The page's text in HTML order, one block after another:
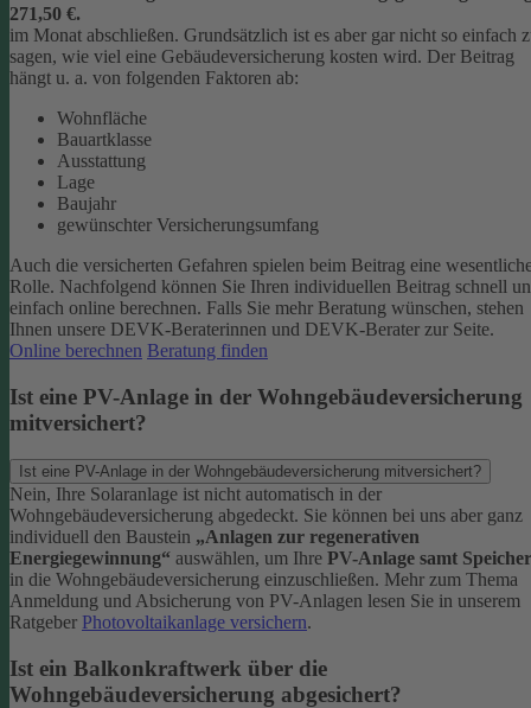
271,50 €.
im Monat abschließen. Grundsätzlich ist es aber gar nicht so einfach
sagen, wie viel eine Gebäudeversicherung kosten wird. Der Beitrag
hängt u. a. von folgenden Faktoren ab:
Wohnfläche
Bauartklasse
Ausstattung
Lage
Baujahr
gewünschter Versicherungsumfang
Auch die versicherten Gefahren spielen beim Beitrag eine
Rolle. Nachfolgend können Sie Ihren individuellen Beitrag schnell
einfach online berechnen. Falls Sie mehr Beratung wünschen, stehen
Ihnen unsere DEVK-Beraterinnen und DEVK-Berater zur Seite.
Online berechnen Beratung finden
Ist eine PV-Anlage in der Wohngebäudeversicherung
mitversichert?
Ist eine PV-Anlage in der Wohngebäudeversicherung mitversichert?
Nein, Ihre Solaranlage ist nicht automatisch in der
Wohngebäudeversicherung abgedeckt. Sie können bei uns aber ganz
individuell den Baustein „Anlagen zur regenerativen
Energiegewinnung“ auswählen, um Ihre PV-Anlage samt Speicher
in die Wohngebäudeversicherung einzuschließen. Mehr zum Thema
Anmeldung und Absicherung von PV-Anlagen lesen Sie in unserem
Ratgeber Photovoltaikanlage versichern.
Ist ein Balkonkraftwerk über die
Wohngebäudeversicherung abgesichert?